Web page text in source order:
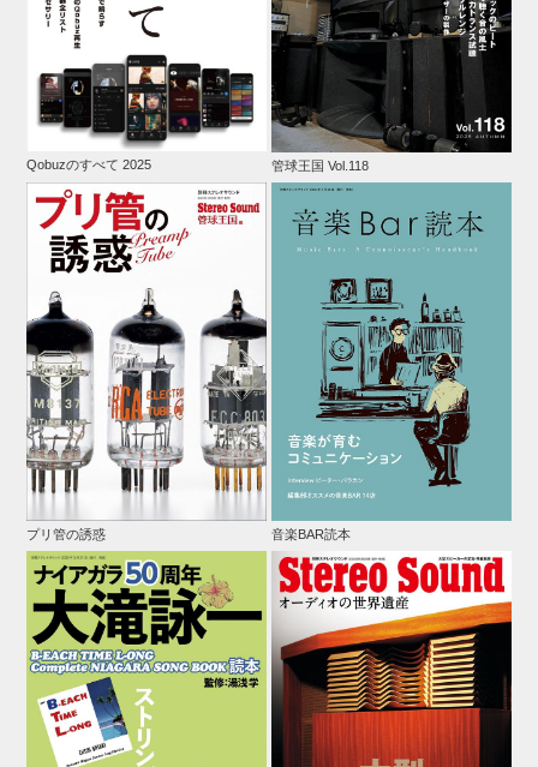
Qobuzのすべて 2025 管球王国 Vol.118
プリ管の誘惑 音楽BAR読本